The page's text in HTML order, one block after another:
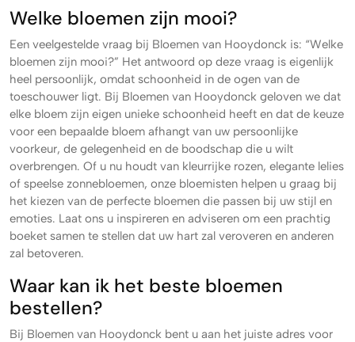
Welke bloemen zijn mooi?
Een veelgestelde vraag bij Bloemen van Hooydonck is: “Welke
bloemen zijn mooi?” Het antwoord op deze vraag is eigenlijk
heel persoonlijk, omdat schoonheid in de ogen van de
toeschouwer ligt. Bij Bloemen van Hooydonck geloven we dat
elke bloem zijn eigen unieke schoonheid heeft en dat de keuze
voor een bepaalde bloem afhangt van uw persoonlijke
voorkeur, de gelegenheid en de boodschap die u wilt
overbrengen. Of u nu houdt van kleurrijke rozen, elegante lelies
of speelse zonnebloemen, onze bloemisten helpen u graag bij
het kiezen van de perfecte bloemen die passen bij uw stijl en
emoties. Laat ons u inspireren en adviseren om een prachtig
boeket samen te stellen dat uw hart zal veroveren en anderen
zal betoveren.
Waar kan ik het beste bloemen
bestellen?
Bij Bloemen van Hooydonck bent u aan het juiste adres voor